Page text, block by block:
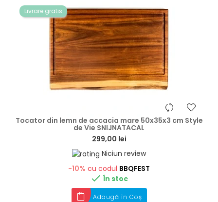
Livrare gratis
Tocator din lemn de accacia mare 50x35x3 cm Style
de Vie SNIJNATACAL
299,00 lei
Niciun review
-10% cu codul BBQFEST
 În stoc
Adaugă în Coș